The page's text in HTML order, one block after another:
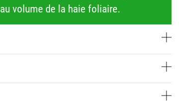
volume de la haie foliaire.